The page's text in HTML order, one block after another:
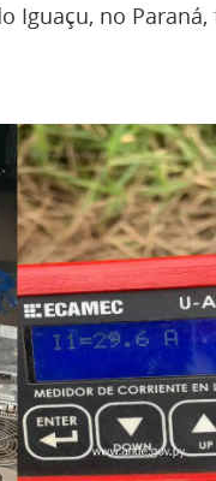
Iguaçu, no Paraná,